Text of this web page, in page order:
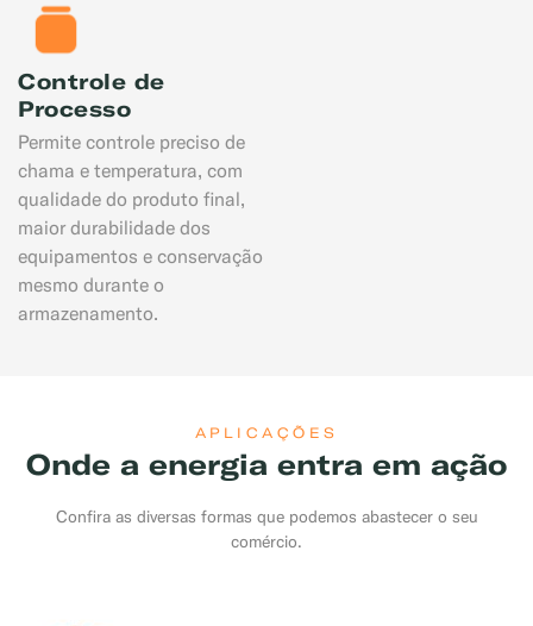
Controle de
Processo
Permite controle preciso de
chama e temperatura, com
qualidade do produto final,
maior durabilidade dos
equipamentos e conservação
mesmo durante o
armazenamento.
APLICAÇÕES
Onde a energia entra em ação
Confira as diversas formas que podemos abastecer o seu
comércio.